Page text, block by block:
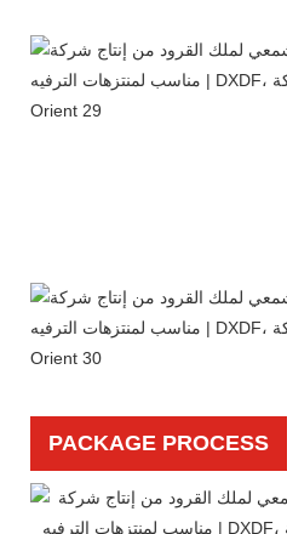
PACKAGE PROCESS